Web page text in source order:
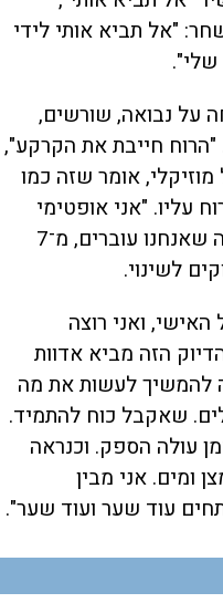
"אל תביא אותי לידי
שלי".
על נבואה, שורשים,
"הרוח חייבת את הקרקע",
אומר שזה כמו
עליו. "אני אופטימי
מאוד", הוא מספר לי. "גם לגבי מה שאנחנו עוברים, מ־7
לשינוי.
ואני רוצה
הזה מביא אדוות
להמשיך לעשות את מה
שאקבל כוח להתמיד.
עולה הספק. וכנראה
ומים. אני מבין
עוד שער ועוד שער".